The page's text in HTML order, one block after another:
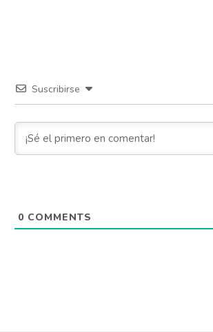
Suscribirse
0 COMMENTS